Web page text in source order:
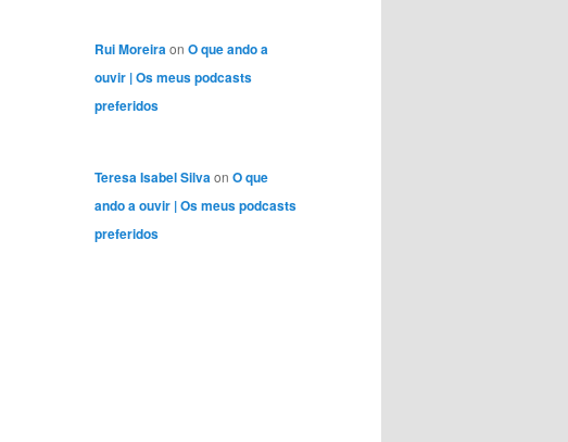
Rui Moreiraon O que ando a
ouvir | Os meus podcasts
preferidos
Teresa Isabel Silva on O que
ando a ouvir | Os meus podcasts
preferidos